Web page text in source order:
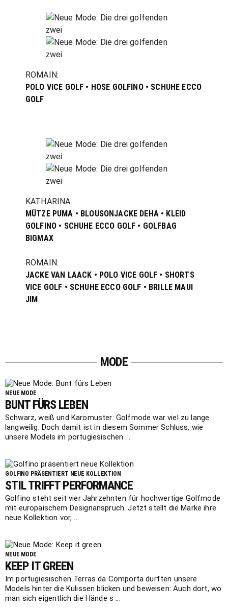
ROMAIN:
POLO VICE GOLF • HOSE GOLFINO • SCHUHE ECCO
GOLF
KATHARINA:
MÜTZE PUMA • BLOUSONJACKE DEHA • KLEID
GOLFINO • SCHUHE ECCO GOLF • GOLFBAG
BIGMAX
ROMAIN:
JACKE VAN LAACK • POLO VICE GOLF • SHORTS
VICE GOLF • SCHUHE ECCO GOLF • BRILLE MAUI
JIM
MODE
NEUE MODE
BUNT FÜRS LEBEN
Schwarz, weiß und Karomuster: Golfmode war viel zu lange
langweilig. Doch damit ist in diesem Sommer Schluss, wie
unsere Models im portugiesischen ...
GOLFINO PRÄSENTIERT NEUE KOLLEKTION
STIL TRIFFT PERFORMANCE
Golfino steht seit vier Jahrzehnten für hochwertige Golfmode
mit europäischem Designanspruch. Jetzt stellt die Marke ihre
neue Kollektion vor, ...
NEUE MODE
KEEP IT GREEN
Im portugiesischen Terras da Comporta durften unsere
Models hinter die Kulissen blicken und beweisen: Auch dort, wo
man sich eigentlich die Hände s ...